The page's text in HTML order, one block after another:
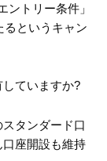
ントリー条件」
るというキャン
ていますか?
タンダード口
座開設も維持